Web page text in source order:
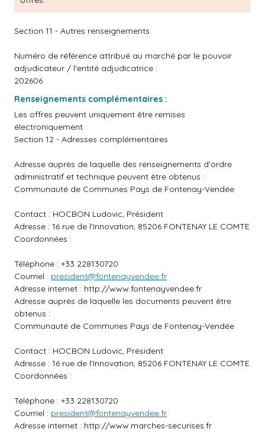
Section 11 - Autres renseignements
Numéro de référence attribué au marché par le pouvoir
adjudicateur / l'entité adjudicatrice :
202606
Renseignements complémentaires :
Les offres peuvent uniquement être remises
électroniquement.
Section 12 - Adresses complémentaires
Adresse auprès de laquelle des renseignements d'ordre
administratif et technique peuvent être obtenus :
Communauté de Communes Pays de Fontenay-Vendée
Contact : HOCBON Ludovic, Président
Adresse : 16 rue de l'Innovation, 85206 FONTENAY LE COMTE
Coordonnées :
Téléphone : +33 228130720
Courriel : president@fontenayvendee.fr
Adresse internet : http://www.fontenayvendee.fr
Adresse auprès de laquelle les documents peuvent être
obtenus :
Communauté de Communes Pays de Fontenay-Vendée
Contact : HOCBON Ludovic, Président
Adresse : 16 rue de l'Innovation, 85206 FONTENAY LE COMTE
Coordonnées :
Téléphone : +33 228130720
Courriel : president@fontenayvendee.fr
Adresse internet : http://www.marches-securises.fr